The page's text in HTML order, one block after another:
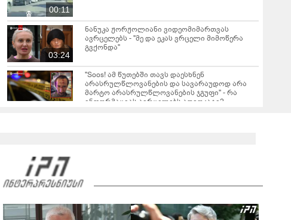
00:11
03:24
ნანუკა ჟორჟოლიანი ვიდეომიმართვას
ავრცელებს - "მე და ეკას ვრცელი მიმოწერა
გვქონდა"
"Soos! ამ წუთებში თავს დაესხნენ
არასრულწლოვანების და სავარაუდოდ არა
მარტო არასრულწლოვანების ჯგუფი" - რა
ინფორმაციას ავრცელებს ადვოკატი?
000 ლარს ოფიციალურად, სახალხოდ
რა ისმის სახლში დაყენებული მოსასმენი